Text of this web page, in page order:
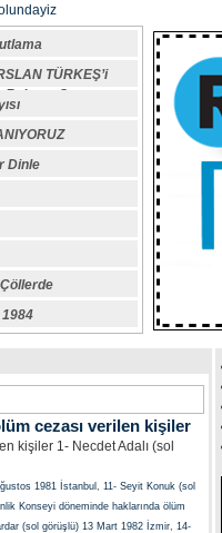
TÜRKEŞ’i
ve
Dinle
cezası verilen kişiler
kişiler 1- Necdet Adalı (sol
1981 İstanbul , 11- Seyit Konuk (sol
Konseyi döneminde haklarında ölüm
(sol görüşlü) 13 Mart 1982 İzmir, 14-